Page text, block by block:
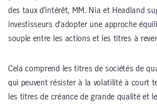
des taux d’intérêt, MM. Nia et Headland
investisseurs d’adopter une approche
souple entre les actions et les titres à
Cela comprend les titres de sociétés de
qui peuvent résister à la volatilité à court
les titres de créance de grande qualité et